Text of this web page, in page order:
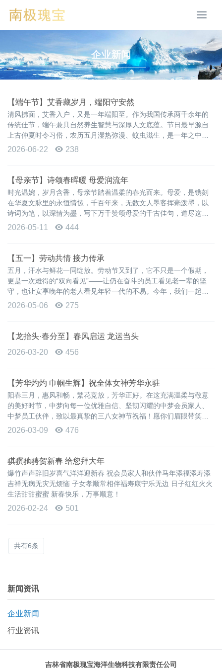
切
换
导
航
企业新闻
【端午节】艾香藏岁月，端阳守安然
清风拂面，艾香入户，又是一年端阳至。作为我国传承两千余年的
传统佳节，端午兼具自然养生智慧与深厚人文底蕴。节日最早源自
上古仲夏时令习俗，农历五月湿热弥漫、蚊虫滋生，是一年之中疫
病高发的时节。古人顺应天时，通过挂艾、插蒲、清扫居所、静心
2026-06-22 238
【母亲节】诗颂春晖暖 母爱润流年
时光温婉，岁月含香，母亲节踏着温柔的春光而来。母爱，是镌刻
在华夏文脉里的永恒情愫，千百年来，无数文人墨客挥毫泼墨，以
诗词为笔，以深情为墨，写下万千赞颂母爱的千古佳句，道尽这份
与生俱来、绵长不绝的人间至爱。
2026-05-11 444
【五一】劳动共情 接力传承
五月，汗水与鲜花一同绽放。劳动节又到了，它不只是一个假期，
更是一次难得的“双向看见”——让仍在奋斗的员工看见老一辈的坚
守，也让安享晚年的老人看见年轻一代的不易。今年，我们一起过
一个不一样的劳动节。
2026-05-06 275
【龙抬头·春分至】春风启运 龙运当头
2026-03-20 456
【芳华灼灼 巾帼生辉】祝全体女神芳华永驻
阳春三月，惠风和畅，繁花竞放，芳华正好。在这充满温柔与敬意
的美好时节，中梦向每一位优雅自信、坚韧闪耀的中梦会员家人、
中梦员工伙伴，致以最真挚的三八女神节祝福！愿你们眉眼带笑，
岁月留香，一生自在，一生被爱，在时光里绽放独属于自己的璀璨
2026-03-09 476
骐骥驰骋贺新春 给您拜大年
爆竹声声辞旧岁喜气洋洋迎新春 祝会员家人和伙伴马年添福添寿添
吉祥无病无灾无烦恼 子女孝顺常相伴福寿康宁乐无边 日子红红火火
生活甜甜蜜蜜 新春快乐，万事顺意！
2026-02-24 501
共有6条
新闻资讯
企业新闻
行业资讯
吉林省南极瑰宝海洋生物科技有限责任公司